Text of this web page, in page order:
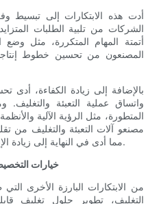
أدت هذه الابتكارات إلى تبسيط
الشركات من تلبية الطلبات
أتمتة المهام المتكررة، مثل وضع
المصنعون من تحسين خطوط
بالإضافة إلى زيادة الكفاءة، أدى
واتساق عملية التعبئة والتغليف.
المتطورة، مثل الرؤية الآلية
مصنعو آلات التعبئة والتغليف من
مما أدى في النهاية إلى زيادة الإنتاجية الإجمالية والربحية للشركات.
خيارات
من الابتكارات البارزة الأخرى
التغليف، تطوير حلول تغليف